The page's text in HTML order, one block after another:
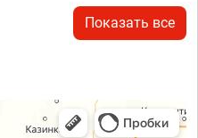
Показать все